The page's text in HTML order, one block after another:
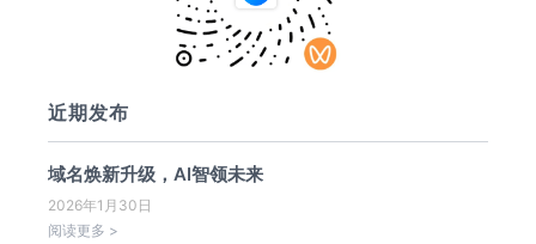
近期发布
域名焕新升级，AI智领未来
2026年1月30日
阅读更多 >